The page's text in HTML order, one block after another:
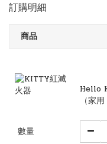
訂購明細
商品
Hello
（家
數量